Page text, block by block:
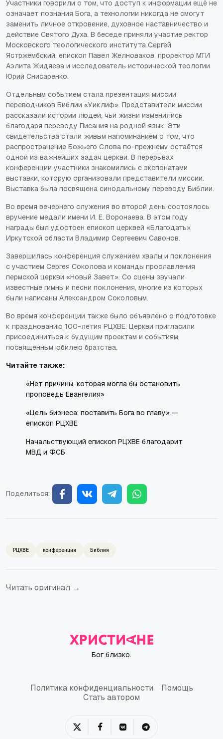
Участники говорили о том, что доступ к информации ещё не
означает познания Бога, а технологии никогда не смогут
заменить личное откровение, духовное наставничество и
действие Святого Духа. В беседе приняли участие ректор
Московского теологического института Сергей
Ястржембский, епископ Павел Желноваков, проректор МТИ
Аэлита Жидяева и исследователь исторической теологии
Юрий Снисаренко.
Отдельным событием стала презентация миссии
переводчиков Библии «Уиклиф». Представители миссии
рассказали истории людей, чьи жизни изменились
благодаря переводу Писания на родной язык. Эти
свидетельства стали живым напоминанием о том, что
распространение Божьего Слова по-прежнему остаётся
одной из важнейших задач церкви. В перерывах
конференции участники знакомились с экспонатами
выставки, которую организовали представители миссии.
Выставка была посвящена синодальному переводу Библии.
Во время вечернего служения во второй день состоялось
вручение медали имени И. Е. Воронаева. В этом году
награды был удостоен епископ церквей «Благодать»
Иркутской области Владимир Сергеевич Савонов.
Завершилась конференция служением хвалы и поклонения
с участием Сергея Соколова и команды прославления
пермской церкви «Новый Завет». Со сцены звучали
известные гимны и песни поклонения, многие из которых
были написаны Александром Соколовым.
Во время конференции также было объявлено о подготовке
к празднованию 100-летия РЦХВЕ. Церкви пригласили
присоединиться к будущим проектам и событиям,
посвящённым юбилею братства.
Читайте также:
«Нет причины, которая могла бы остановить
проповедь Евангелия»
«Цель бизнеса: поставить Бога во главу» —
епископ РЦХВЕ
Начальствующий епископ РЦХВЕ благодарит
МВД и ФСБ
Поделиться:
РЦХВЕ конференция Библия
Читать оригинал →
Бог близко.
Политика конфиденциальности
Политика конфиденциальности
Помощь
Стать автором